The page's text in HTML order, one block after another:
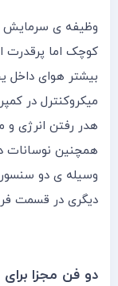
وظیفه ی سرمایش
کوچک اما
بیشتر هوای داخل
میکروکنترل در
هدر رفتن انرژی
همچنین نوسانات
دیگری در قسمت
دو فن مجزا